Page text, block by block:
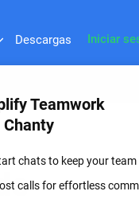
Descargas Iniciar
Teamwork
chats to keep your team
calls for effortless